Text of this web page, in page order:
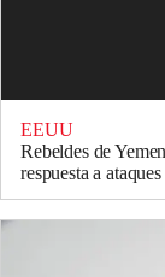
EEUU
Rebeldes de
respuesta a